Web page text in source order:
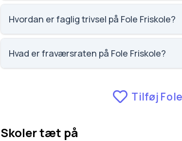
Vi har ikke data om social trivsel for Fole Friskole.
Hvordan er faglig trivsel på Fole Friskole?
Vi har ikke data om faglig trivsel for Fole Friskole.
Hvad er fraværsraten på Fole Friskole?
Tilføj
Skoler tæt på